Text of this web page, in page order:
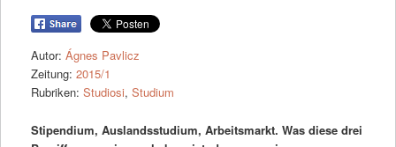
Autor: Ágnes Pavlicz
Zeitung: 2015/1
Rubriken: Studiosi, Studium
Stipendium, Auslandsstudium, Arbeitsmarkt. Was diese drei